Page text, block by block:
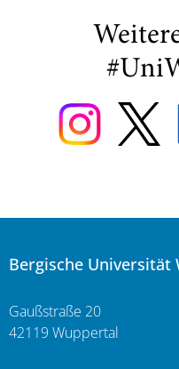
Bergische Universität
Gaußstraße 20
42119 Wuppertal